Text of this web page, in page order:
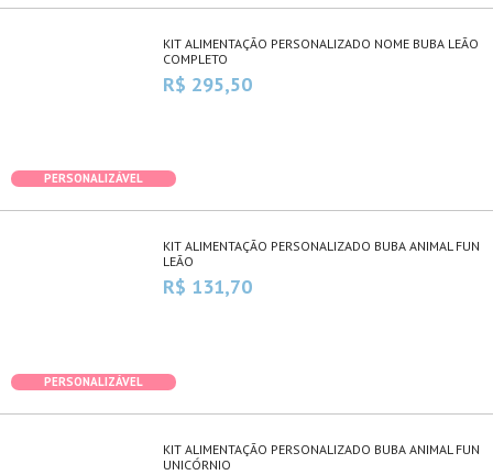
KIT ALIMENTAÇÃO PERSONALIZADO NOME BUBA LEÃO
COMPLETO
R$ 295,50
PERSONALIZÁVEL
KIT ALIMENTAÇÃO PERSONALIZADO BUBA ANIMAL FUN
LEÃO
R$ 131,70
PERSONALIZÁVEL
KIT ALIMENTAÇÃO PERSONALIZADO BUBA ANIMAL FUN
UNICÓRNIO